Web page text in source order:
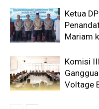
Ketua
Mariam
Komisi
Voltage